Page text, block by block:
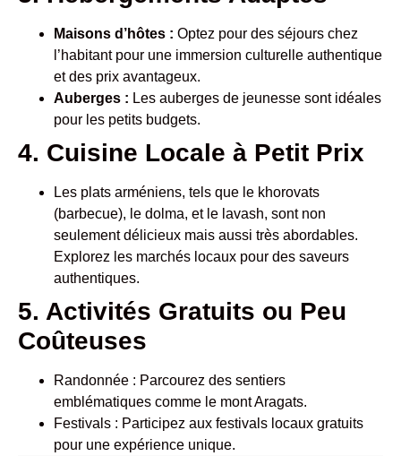
Maisons d’hôtes : Optez pour des séjours chez
l’habitant pour une immersion culturelle authentique
et des prix avantageux.
Auberges : Les auberges de jeunesse sont idéales
pour les petits budgets.
4. Cuisine Locale à Petit Prix
Les plats arméniens, tels que le khorovats
(barbecue), le dolma, et le lavash, sont non
seulement délicieux mais aussi très abordables.
Explorez les marchés locaux pour des saveurs
authentiques.
5. Activités Gratuits ou Peu
Coûteuses
Randonnée : Parcourez des sentiers
emblématiques comme le mont Aragats.
Festivals : Participez aux festivals locaux gratuits
pour une expérience unique.